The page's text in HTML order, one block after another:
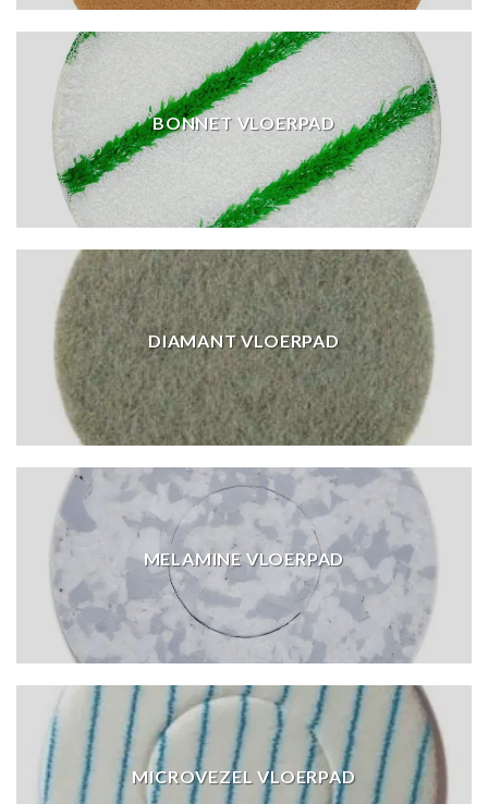
BONNET VLOERPAD
DIAMANT VLOERPAD
MELAMINE VLOERPAD
MICROVEZEL VLOERPAD